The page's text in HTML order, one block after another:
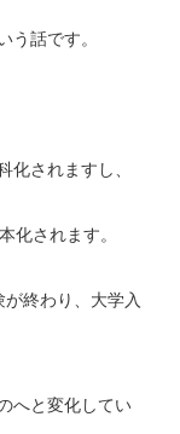
う話です。
化されますし、
化されます。
終わり、大学入
へと変化してい